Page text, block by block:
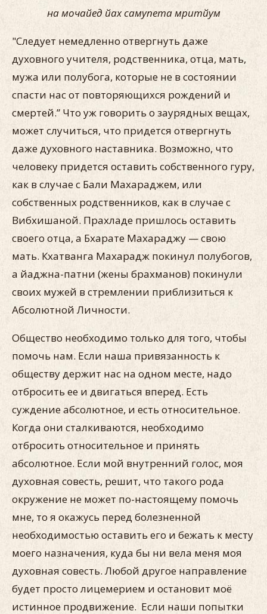
на мочайед йах самупета мритйум
"Следует немедленно отвергнуть даже
духовного учителя, родственника, отца, мать,
мужа или полубога, которые не в состоянии
спасти нас от повторяющихся рождений и
смертей.” Что уж говорить о заурядных вещах,
может случиться, что придется отвергнуть
даже духовного наставника. Возможно, что
человеку придется оставить собственного гуру,
как в случае с Бали Махараджем, или
собственных родственников, как в случае с
Вибхишаной. Прахладе пришлось оставить
своего отца, а Бхарате Махараджу — свою
мать. Кхатванга Махарадж покинул полубогов,
а йаджна-патни (жены брахманов) покинули
своих мужей в стремлении приблизиться к
Абсолютной Личности.
Общество необходимо только для того, чтобы
помочь нам. Если наша привязанность к
обществу держит нас на одном месте, надо
отбросить ее и двигаться вперед. Есть
суждение абсолютное, и есть относительное.
Когда они сталкиваются, необходимо
отбросить относительное и принять
абсолютное. Если мой внутренний голос, моя
духовная совесть, решит, что такого рода
окружение не может по-настоящему помочь
мне, то я окажусь перед болезненной
необходимостью оставить его и бежать к месту
моего назначения, куда бы ни вела меня моя
духовная совесть. Любой другое направление
будет просто лицемерием и остановит моё
истинное продвижение. Если наши попытки